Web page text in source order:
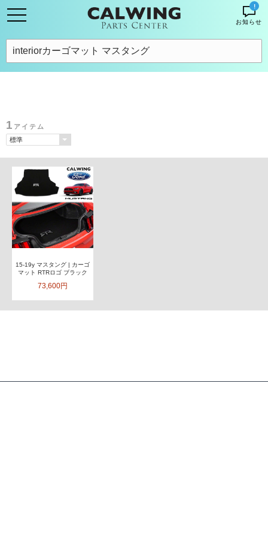
!
お知らせ
1 アイテム
15-19y マスタング | カーゴ
マット RTRロゴ ブラック
73,600円